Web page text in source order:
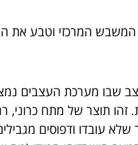
המשבש המרכזי וטבע את
שבו מערכת העצבים
זהו תוצר של מתח כרוני,
שלא עובדו ודפוסים